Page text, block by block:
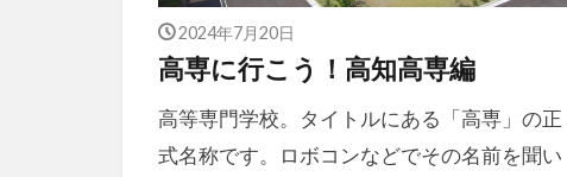
2024年7月20日
高専に行こう！高知高専編
高等専門学校。タイトルにある「高専」の正
式名称です。ロボコンなどでその名前を聞い